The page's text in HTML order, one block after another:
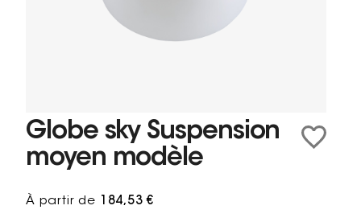
Globe sky Suspension
moyen modèle
À partir de 184,53 €